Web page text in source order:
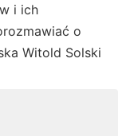
i ich
o
Witold Solski